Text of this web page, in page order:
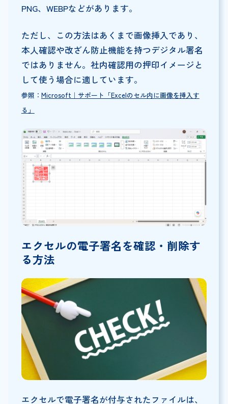
PNG、WEBPなどがあります。
ただし、この方法はあくまで画像挿入であり、
本人確認や改ざん防止機能を持つデジタル署名
ではありません。社内確認用の押印イメージと
して使う場合に適しています。
参照： Microsoft｜サポート「Excelのセル内に画像を挿入す
る」
エクセルの電子署名を確認・削除す
る方法
エクセルで電子署名が付与されたファイルは、